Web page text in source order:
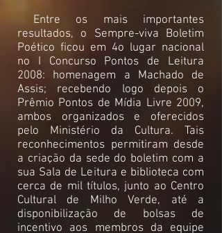
Entre os mais importantes
resultados, o Sempre-viva Boletim
Poético ficou em 4o lugar nacional
no I Concurso Pontos de Leitura
2008: homenagem a Machado de
Assis; recebendo logo depois o
Prêmio Pontos de Mídia Livre 2009,
ambos organizados e oferecidos
pelo Ministério da Cultura. Tais
reconhecimentos permitiram desde
a criação da sede do boletim com a
sua Sala de Leitura e biblioteca com
cerca de mil títulos, junto ao Centro
Cultural de Milho Verde, até a
disponibilização de bolsas de
incentivo aos membros da equipe